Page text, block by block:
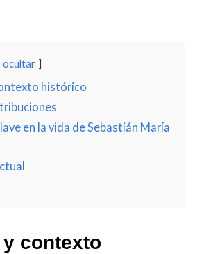
ocultar
histórico
en la vida de Sebastián María
contexto